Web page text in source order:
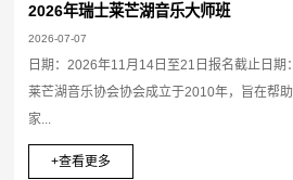
2026年瑞士莱芒湖音乐大师班
2026-07-07
日期：2026年11月14日至21日报名截止日
莱芒湖音乐协会协会成立于2010年，旨在帮
家...
+查看更多